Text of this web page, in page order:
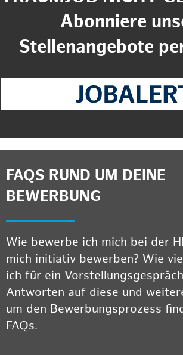
Abonniere
Stellenangebote
FAQS RUND UM DEINE
BEWERBUNG
Wie bewerbe ich mich bei der
mich initiativ bewerben? Wie
ich für ein
Antworten auf diese und
um den Bewerbungsprozess
FAQs.